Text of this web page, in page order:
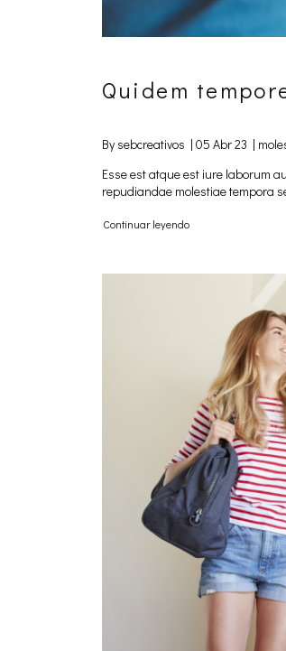
Quidem
By sebcreativos | 05 Abr 23 |
Esse est atque est iure laborum
repudiandae molestiae tempora
Continuar leyendo